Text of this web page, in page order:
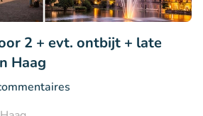
2 + evt. ontbijt + late
Haag